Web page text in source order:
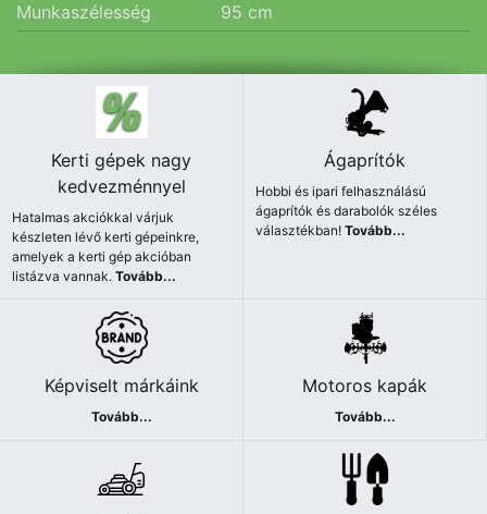
Munkaszélesség
95 cm
Kerti gépek nagy
kedvezménnyel
Hatalmas akciókkal várjuk
készleten lévő kerti gépeinkre,
amelyek a kerti gép akcióban
listázva vannak.Tovább...
Ágaprítók
Hobbi és ipari felhasználású
ágaprítók és darabolók széles
választékban!Tovább...
Képviselt márkáink
Tovább...
Motoros kapák
Tovább...